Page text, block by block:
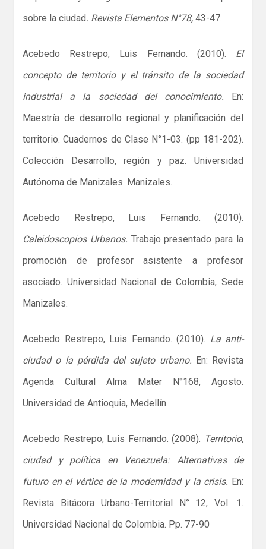
sobre la ciudad. Revista Elementos N°78, 43-47.
Acebedo Restrepo, Luis Fernando. (2010). El
concepto de territorio y el tránsito de la sociedad
industrial a la sociedad del conocimiento. En:
Maestría de desarrollo regional y planificación del
territorio. Cuadernos de Clase N°1-03. (pp 181-202).
Colección Desarrollo, región y paz. Universidad
Autónoma de Manizales. Manizales.
Acebedo Restrepo, Luis Fernando. (2010).
Caleidoscopios Urbanos. Trabajo presentado para la
promoción de profesor asistente a profesor
asociado. Universidad Nacional de Colombia, Sede
Manizales.
Acebedo Restrepo, Luis Fernando. (2010). La anti-
ciudad o la pérdida del sujeto urbano. En: Revista
Agenda Cultural Alma Mater N°168, Agosto.
Universidad de Antioquia, Medellín.
Acebedo Restrepo, Luis Fernando. (2008). Territorio,
ciudad y política en Venezuela: Alternativas de
futuro en el vértice de la modernidad y la crisis. En:
Revista Bitácora Urbano-Territorial N° 12, Vol. 1.
Universidad Nacional de Colombia. Pp. 77-90